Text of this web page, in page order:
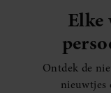
Elke
Ontdek de
nieuwtjes